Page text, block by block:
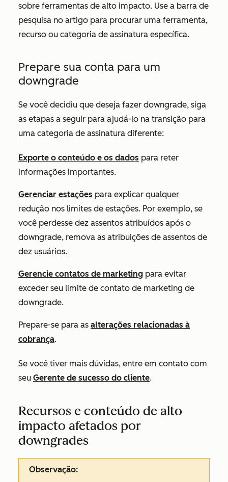
sobre ferramentas de alto impacto. Use a barra de
pesquisa no artigo para procurar uma ferramenta,
recurso ou categoria de assinatura específica.
Prepare sua conta para um
downgrade
Se você decidiu que deseja fazer downgrade, siga
as etapas a seguir para ajudá-lo na transição para
uma categoria de assinatura diferente:
Exporte o conteúdo e os dados para reter
informações importantes.
Gerenciar estações para explicar qualquer
redução nos limites de estações. Por exemplo, se
você perdesse dez assentos atribuídos após o
downgrade, remova as atribuições de assentos de
dez usuários.
Gerencie contatos de marketing para evitar
exceder seu limite de contato de marketing de
downgrade.
Prepare-se para as alterações relacionadas à
cobrança.
Se você tiver mais dúvidas, entre em contato com
seu Gerente de sucesso do cliente.
Recursos e conteúdo de alto
impacto afetados por
downgrades
Observação: